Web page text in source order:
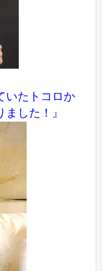
いたトコロか
した！』